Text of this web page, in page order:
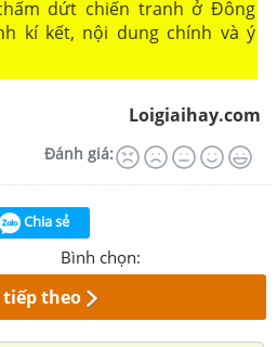
dứt chiến tranh ở Đông
kí kết, nội dung chính và ý
Loigiaihay.com
Đánh giá:
Chia sẻ
Bình chọn:
tiếp theo